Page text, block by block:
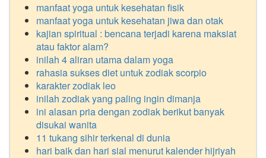
manfaat yoga untuk kesehatan fisik
manfaat yoga untuk kesehatan jiwa dan otak
kajian spiritual : bencana terjadi karena maksiat
atau faktor alam?
inilah 4 aliran utama dalam yoga
rahasia sukses diet untuk zodiak scorpio
karakter zodiak leo
inilah zodiak yang paling ingin dimanja
ini alasan pria dengan zodiak berikut banyak
disukai wanita
11 tukang sihir terkenal di dunia
hari baik dan hari sial menurut kalender hijriyah